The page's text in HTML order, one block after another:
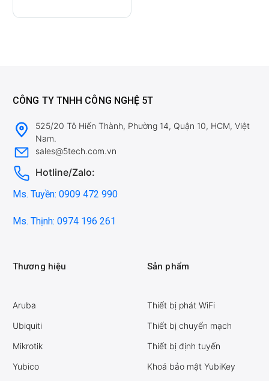
CÔNG TY TNHH CÔNG NGHỆ 5T
525/20 Tô Hiến Thành, Phường 14, Quận 10, HCM, Việt
Nam.
sales@5tech.com.vn
Hotline/Zalo:
Ms. Tuyền: 0909 472 990
Ms. Thịnh: 0974 196 261
Thương hiệu
Aruba
Ubiquiti
Mikrotik
Yubico
Sản phẩm
Thiết bị phát WiFi
Thiết bị chuyển mạch
Thiết bị định tuyến
Khoá bảo mật YubiKey